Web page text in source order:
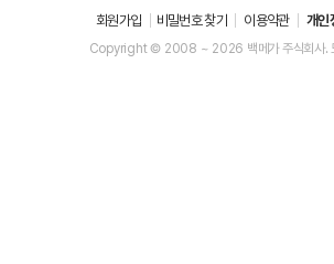
회원가입 비밀번호 찾기 이용약관 개인
Copyright © 2008 ~ 2026 백메가 주식회사.